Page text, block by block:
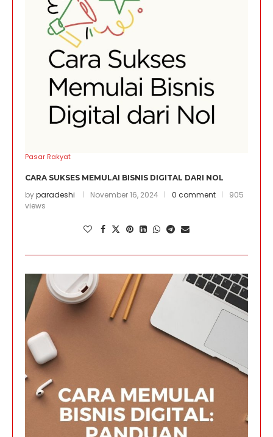
Pasar Rakyat
CARA SUKSES MEMULAI BISNIS DIGITAL DARI NOL
byparadeshi November 16, 2024 0 comment
905
views